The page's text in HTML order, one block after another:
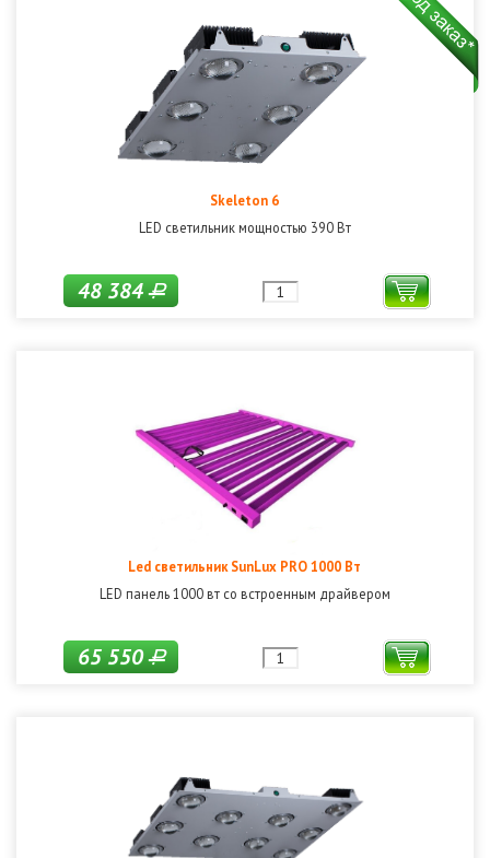
Skeleton 6
LED светильник мощностью 390 Вт
48 384Р
Led светильник SunLux PRO 1000 Вт
LED панель 1000 вт со встроенным драйвером
65 550Р